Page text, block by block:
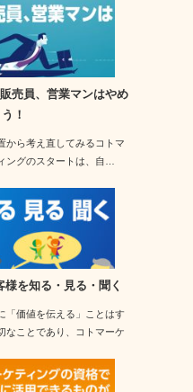
売員、営業マンはやめ
！
から考え直してみるコトマ
ングのスタートは、自…
様を知る・見る・聞く
「価値を伝える」ことはす
なことであり、コトマーケ